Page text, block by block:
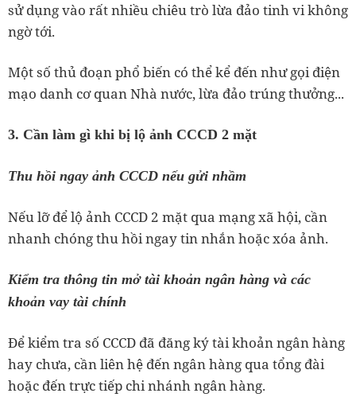
sử dụng vào rất nhiều chiêu trò lừa đảo tinh vi không
ngờ tới.
Một số thủ đoạn phổ biến có thể kể đến như gọi điện
mạo danh cơ quan Nhà nước, lừa đảo trúng thưởng...
3. Cần làm gì khi bị lộ ảnh CCCD 2 mặt
Thu hồi ngay ảnh CCCD nếu gửi nhầm
Nếu lỡ để lộ ảnh CCCD 2 mặt qua mạng xã hội, cần
nhanh chóng thu hồi ngay tin nhắn hoặc xóa ảnh.
Kiểm tra thông tin mở tài khoản ngân hàng và các
khoản vay tài chính
Để kiểm tra số CCCD đã đăng ký tài khoản ngân hàng
hay chưa, cần liên hệ đến ngân hàng qua tổng đài
hoặc đến trực tiếp chi nhánh ngân hàng.